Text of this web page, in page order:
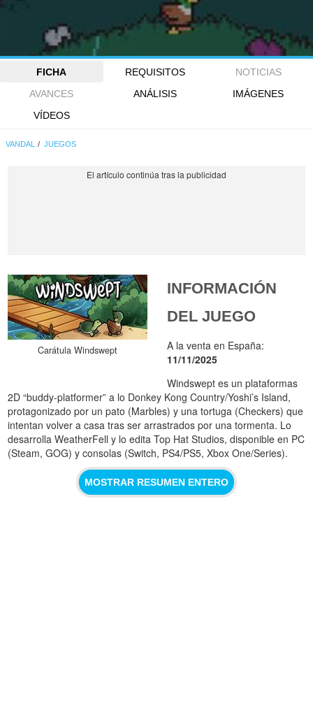
FICHA REQUISITOS
NOTICIAS
AVANCES
ANÁLISIS
IMÁGENES
VÍDEOS
VANDAL JUEGOS
Carátula Windswept
INFORMACIÓN
DEL JUEGO
A la venta en España:
11/11/2025
Windswept es un plataformas
2D “buddy‑platformer” a lo Donkey Kong Country/Yoshi’s Island,
protagonizado por un pato (Marbles) y una tortuga (Checkers) que
intentan volver a casa tras ser arrastrados por una tormenta. Lo
desarrolla WeatherFell y lo edita Top Hat Studios, disponible en PC
(Steam, GOG) y consolas (Switch, PS4/PS5, Xbox One/Series).
MOSTRAR RESUMEN ENTERO